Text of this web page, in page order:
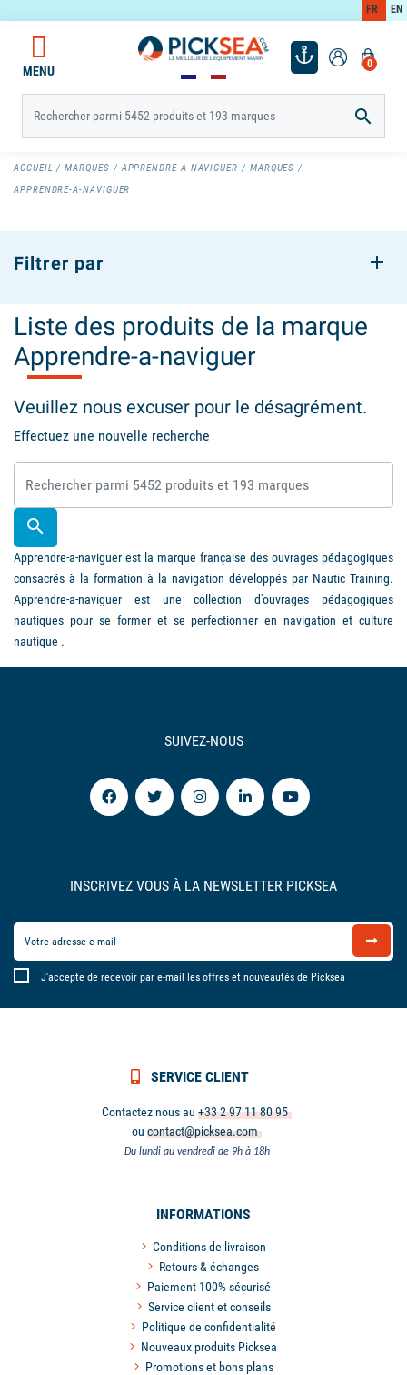
FR EN
0
MENU

ACCUEIL MARQUES APPRENDRE-A-NAVIGUER
MARQUES
APPRENDRE-A-NAVIGUER
Filtrer par
Liste des produits de la marque
Apprendre-a-naviguer
Veuillez nous excuser pour le désagrément.
Effectuez une nouvelle recherche

Apprendre-a-naviguer est la marque française des ouvrages pédagogiques
consacrés à la formation à la navigation développés par Nautic Training.
Apprendre-a-naviguer est une collection d'ouvrages pédagogiques
nautiques pour se former et se perfectionner en navigation et culture
nautique .
SUIVEZ-NOUS
INSCRIVEZ VOUS À LA NEWSLETTER PICKSEA
J'accepte de recevoir par e-mail les offres et nouveautés de Picksea
SERVICE CLIENT
Contactez nous au +33 2 97 11 80 95
ou contact@picksea.com
Du lundi au vendredi de 9h à 18h
INFORMATIONS
Conditions de livraison
Retours & échanges
Paiement 100% sécurisé
Service client et conseils
Politique de confidentialité
Nouveaux produits Picksea
Promotions et bons plans